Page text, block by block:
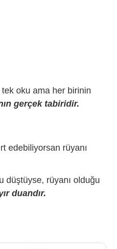
oku ama her birinin
gerçek tabiridir.
edebiliyorsan rüyanı
düştüyse, rüyanı olduğu
duandır.